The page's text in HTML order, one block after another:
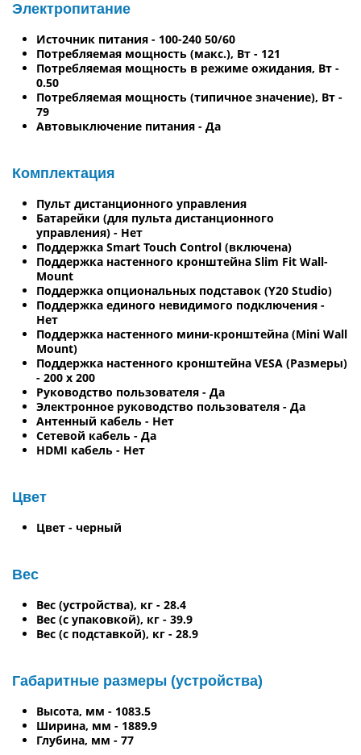
Электропитание
Источник питания - 100-240 50/60
Потребляемая мощность (макс.), Вт - 121
Потребляемая мощность в режиме ожидания, Вт -
0.50
Потребляемая мощность (типичное значение), Вт -
79
Автовыключение питания - Да
Комплектация
Пульт дистанционного управления
Батарейки (для пульта дистанционного
управления) - Нет
Поддержка Smart Touch Control (включена)
Поддержка настенного кронштейна Slim Fit Wall-
Mount
Поддержка опциональных подставок (Y20 Studio)
Поддержка единого невидимого подключения -
Нет
Поддержка настенного мини-кронштейна (Mini Wall
Mount)
Поддержка настенного кронштейна VESA (Размеры)
- 200 x 200
Руководство пользователя - Да
Электронное руководство пользователя - Да
Антенный кабель - Нет
Сетевой кабель - Да
HDMI кабель - Нет
Цвет
Цвет - черный
Вес
Вес (устройства), кг - 28.4
Вес (с упаковкой), кг - 39.9
Вес (с подставкой), кг - 28.9
Габаритные размеры (устройства)
Высота, мм - 1083.5
Ширина, мм - 1889.9
Глубина, мм - 77